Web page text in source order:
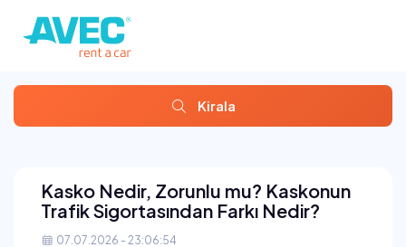
Kirala
Kasko Nedir, Zorunlu mu? Kaskonun
Trafik Sigortasından Farkı Nedir?
07.07.2026 - 23:06:54